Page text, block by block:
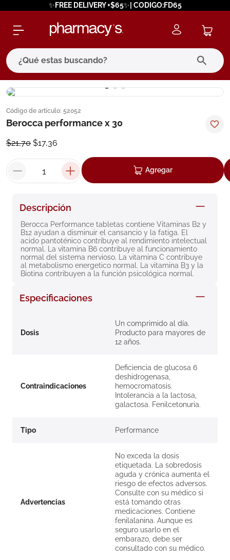
✨FREE DELIVERY +$65✨| CODIGO:FD65
¿Qué estas buscando?
Código de artículo: 52052
Berocca performance x 30
$21,70 $17,36
Agregar
Descripción
Berocca Performance tabletas contiene Vitaminas B2 y
B12 ayudan a disminuir el cansancio y la fatiga. El
acido pantoténico contribuye al rendimiento intelectual
normal. La vitamina B6 contribuye al funcionamiento
normal del sistema nervioso. La vitamina C contribuye
al metabolismo energetico normal. La vitamina B3 y la
Biotina contribuyen a la función psicológica normal.
Especificaciones
Dosis
Un comprimido al día.
Producto para mayores de
12 años.
Contraindicaciones
Deficiencia de glucosa 6
deshidrogenasa,
hemocromatosis.
Intolerancia a la lactosa,
galactosa. Fenilcetonuria.
Tipo Performance
Advertencias
No exceda la dosis
etiquetada. La sobredosis
aguda y crónica aumenta el
riesgo de efectos adversos.
Consulte con su médico si
está tomando otras
medicaciones. Contiene
fenilalanina. Aunque es
seguro usarlo en el
embarazo, debe ser
consultado con su médico.
términos más buscados
1. eucerin
bioderma
pilexil
5. cerave
6 degraler
7. isdin
8. roche posay
9. nivea
10.pañales